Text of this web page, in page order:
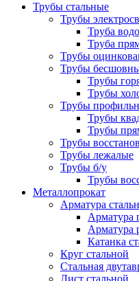
Трубы стальные
Трубы
Труба
Труба
Трубы
Трубы
Трубы
Трубы
Трубы
Трубы
Трубы
Трубы
Трубы лежалые
Трубы б/у
Трубы
Металлопрокат
Арматура
Арматура
Арматура
Катанка
Круг стальной
Стальная
Лист стальной